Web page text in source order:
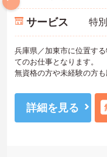
サービス
兵庫県／加東市に位置す
てのお仕事となります。
無資格の方や未経験の方
通勤可能となっており、
りません！
ご興味ある方は面接ポイ
詳細を見る